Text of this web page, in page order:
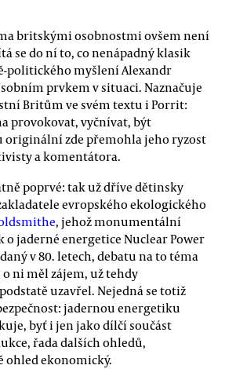
britskými osobnostmi ovšem není
se do ní to, co nenápadný klasik
politického myšlení Alexandr
prvkem v situaci. Naznačuje
Britům ve svém textu i Porrit:
provokovat, vyčnívat, být
originální zde přemohla jeho ryzost
a komentátora.
poprvé: tak už dříve dětinsky
evropského ekologického
, jehož monumentální
jaderné energetice Nuclear Power
v 80. letech, debatu na to téma
ni měl zájem, už tehdy
uzavřel. Nejedná se totiž
jadernou energetiku
byť i jen jako dílčí součást
řada dalších ohledů,
ohled ekonomický.